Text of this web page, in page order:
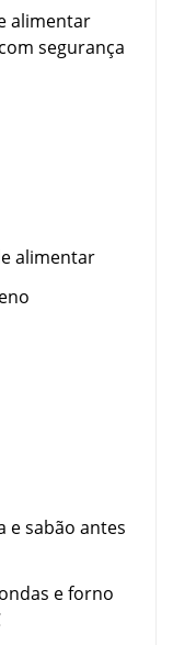
alimentar
segurança
alimentar
e sabão antes
e forno